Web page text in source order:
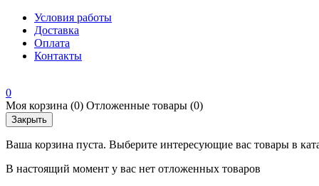
Условия работы
Доставка
Оплата
Контакты
0
Моя корзина (0) Отложенные товары (0)
Закрыть
Ваша корзина пуста. Выберите интересующие вас товары в
В настоящий момент у вас нет отложенных товаров